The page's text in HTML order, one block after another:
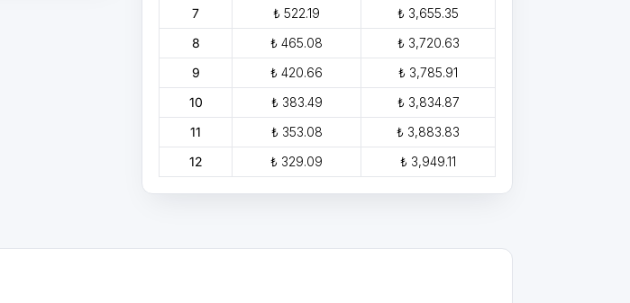
7
₺ 522.19
₺ 3,655.35
8
₺ 465.08
₺ 3,720.63
9
₺ 420.66
₺ 3,785.91
10
₺ 383.49
₺ 3,834.87
11
₺ 353.08
₺ 3,883.83
12
₺ 329.09 ₺ 3,949.11